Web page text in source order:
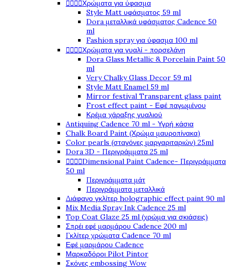
Χρώματα για ύφασμα
Style Matt υφάσματος 59 ml
Dora μεταλλικά υφάσματος Cadence 50
ml
Fashion spray για ύφασμα 100 ml
Χρώματα για γυαλί - πορσελάνη
Dora Glass Metallic & Porcelain Paint 50
ml
Very Chalky Glass Decor 59 ml
Style Matt Enamel 59 ml
Mirror festival Transparent glass paint
Frost effect paint - Εφέ παγωμένου
Κρέμα χάραξης γυαλιού
Antiquing Cadence 70 ml - Υγρή κάσια
Chalk Board Paint (Χρώμα μαυροπίνακα)
Color pearls (σταγόνες μαργαριταριών) 25ml
Dora 3D - Περιγράμματα 25 ml
Dimensional Paint Cadence- Περιγράμματα
50 ml
Περιγράμματα μάτ
Περιγράμματα μεταλλικά
Διάφανο γκλίτερ holographic effect paint 90 ml
Mix Media Spray Ink Cadence 25 ml
Top Coat Glaze 25 ml (χρώμα για σκιάσεις)
Σπρέι εφέ μαρμάρου Cadence 200 ml
Γκλίτερ χρώματα Cadence 70 ml
Εφέ μαρμάρου Cadence
Μαρκαδόροι Pilot Pintor
Σκόνες embossing Wow